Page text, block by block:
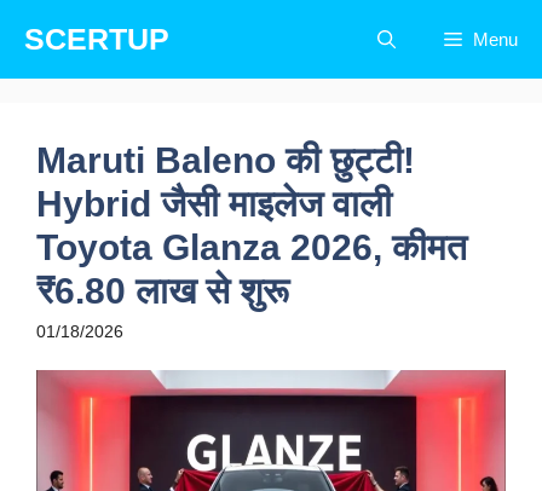
content
SCERTUP Menu
Maruti Baleno की छुट्टी!
Hybrid जैसी माइलेज वाली
Toyota Glanza 2026, कीमत
₹6.80 लाख से शुरू
01/18/2026